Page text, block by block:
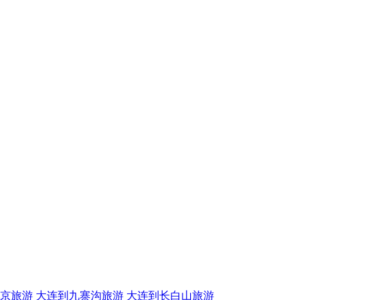
旅游 大连到九寨沟旅游 大连到长白山旅游